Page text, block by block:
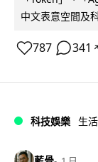
中文表意空間及
787 341 ↗
科技娛樂 生